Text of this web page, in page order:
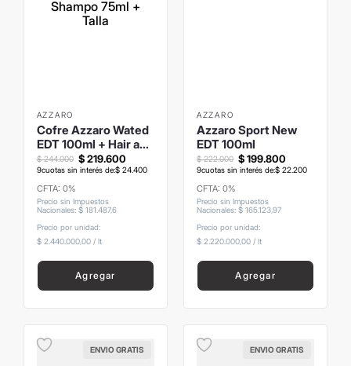
AZZARO
Cofre Azzaro Wated
EDT 100ml + Hair and
Body Shampo 75ml +
Talla
$ 219.600
$ 244.000
9cuotas sin interés de:$ 24.400
CFTA: 0%
Precio sin Impuestos
Nacionales: $ 181 487,6
Precio por unidad:
$ 2.440.000,00/ lt
Agregar
AZZARO
Azzaro Sport New
EDT 100ml
$199.800
$ 222.000
9cuotas sin interés de:$ 22200
CFTA: 0%
Precio sin Impuestos
Nacionales: $ 16512397
Precio por unidad:
$ 2.220.000,00 / lt
Agregar
ENVIO GRATIS ENVIO GRATIS